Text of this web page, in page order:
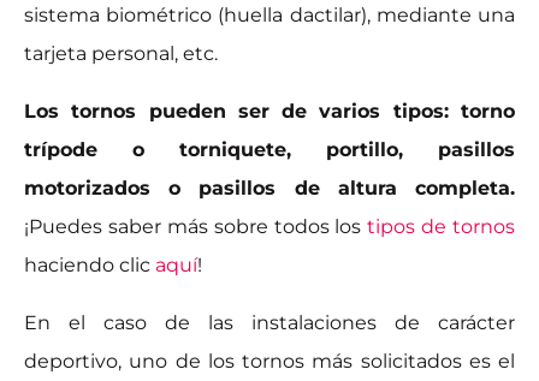
sistema biométrico (huella dactilar), mediante una
tarjeta personal, etc.
Los tornos pueden ser de varios tipos: torno
trípode o torniquete, portillo, pasillos
motorizados o pasillos de altura completa.
¡Puedes saber más sobre todos lostipos de tornos
haciendo clic aquí!
En el caso de las instalaciones de carácter
deportivo, uno de los tornos más solicitados es el